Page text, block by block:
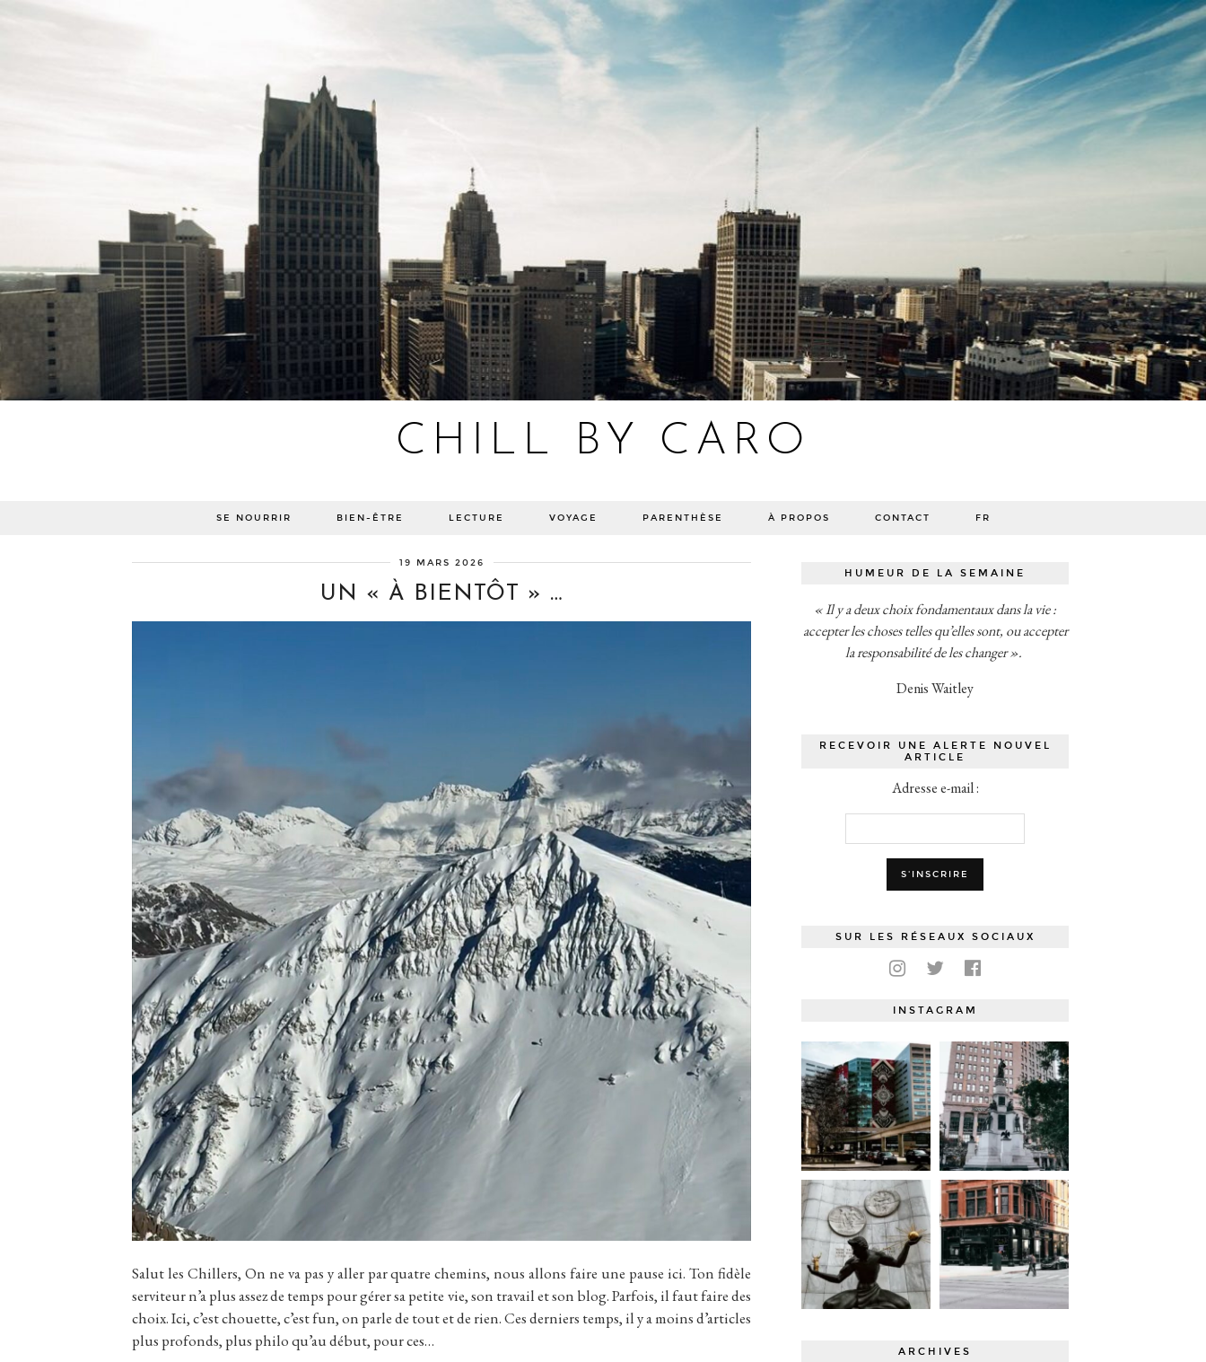
CHILL BY CARO
SE NOURRIR BIEN-ÊTRE LECTURE VOYAGE PARENTHÈSE À PROPOS CONTACT FR
19 MARS 2026
UN « À BIENTÔT » …
Salut les Chillers, On ne va pas y aller par quatre chemins, nous allons faire une pause ici. Ton fidèle
serviteur n’a plus assez de temps pour gérer sa petite vie, son travail et son blog. Parfois, il faut faire des
choix. Ici, c’est chouette, c’est fun, on parle de tout et de rien. Ces derniers temps, il y a moins d’articles
plus profonds, plus philo qu’au début, pour ces…
HUMEUR DE LA SEMAINE
« Il y a deux choix fondamentaux dans la vie :
accepter les choses telles qu’elles sont, ou accepter
la responsabilité de les changer ».
Denis Waitley
RECEVOIR UNE ALERTE NOUVEL
ARTICLE
Adresse e-mail :
SUR LES RÉSEAUX SOCIAUX
INSTAGRAM
ARCHIVES